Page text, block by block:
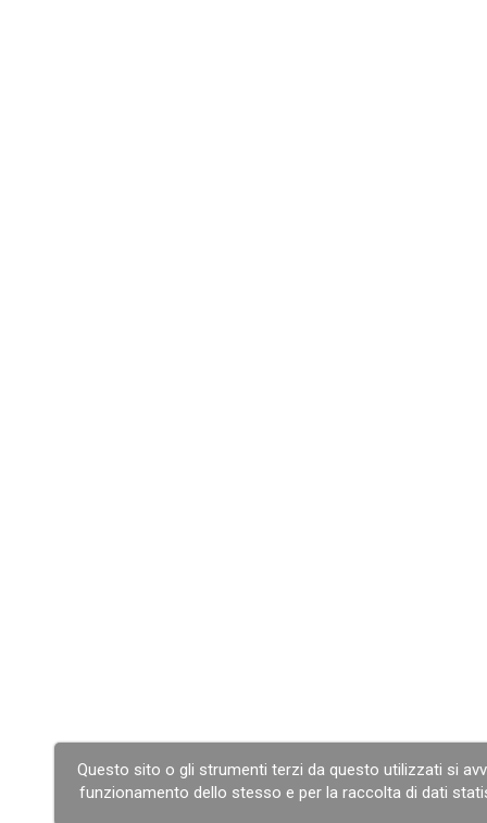
Questo sito o gli strumenti terzi da questo utilizzati si
funzionamento dello stesso e per la raccolta di dati